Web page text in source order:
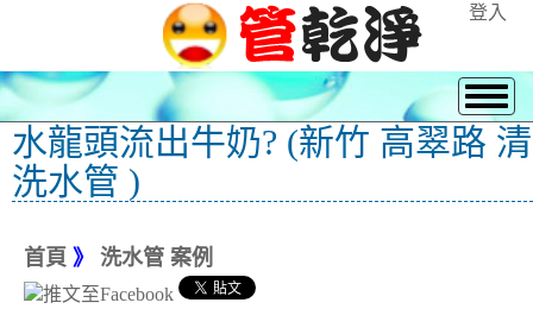
登入
水龍頭流出牛奶? (新竹 高翠路 清
洗水管 )
首頁 》 洗水管 案例